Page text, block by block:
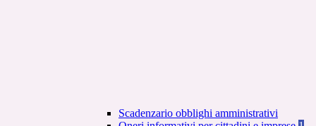
Scadenzario obblighi amministrativi